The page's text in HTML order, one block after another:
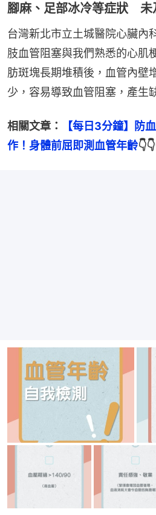
腳麻、足部冰冷等症狀 未
台灣新北市立土城醫院心臟內
肢血管阻塞與我們熟悉的心肌
肪斑塊長期堆積後，血管內壁
少，容易導致血管阻塞，產生
相關文章：
【每日3分鐘】防
作！身體前屈即測血管年齡